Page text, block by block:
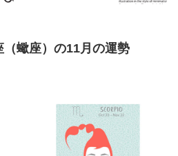
（蠍座）の11月の運勢